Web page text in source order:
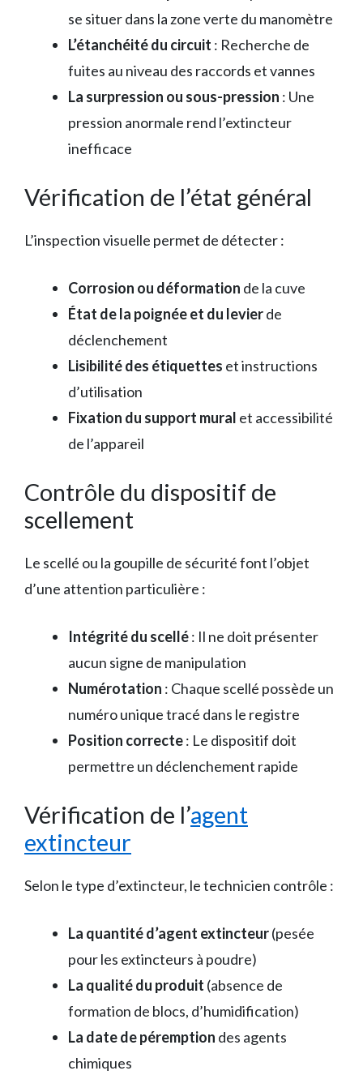
se situer dans la zone verte du manomètre
L’étanchéité du circuit : Recherche de
fuites au niveau des raccords et vannes
La surpression ou sous-pression : Une
pression anormale rend l’extincteur
inefficace
Vérification de l’état général
L’inspection visuelle permet de détecter :
Corrosion ou déformation de la cuve
État de la poignée et du levierde
déclenchement
Lisibilité des étiquettes et instructions
d’utilisation
Fixation du support mural et accessibilité
de l’appareil
Contrôle du dispositif de
scellement
Le scellé ou la goupille de sécurité font l’objet
d’une attention particulière :
Intégrité du scellé: Il ne doit présenter
aucun signe de manipulation
Numérotation : Chaque scellé possède un
numéro unique tracé dans le registre
Position correcte: Le dispositif doit
permettre un déclenchement rapide
Vérification de l’agent
extincteur
Selon le type d’extincteur, le technicien contrôle :
La quantité d’agent extincteur(pesée
pour les extincteurs à poudre)
La qualité du produit (absence de
formation de blocs, d’humidification)
La date de péremption des agents
chimiques